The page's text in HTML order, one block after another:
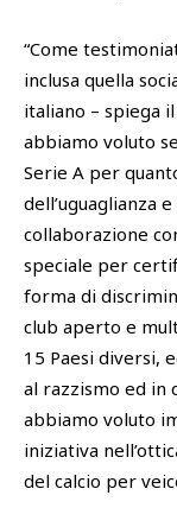
“Come
inclusa quella
italiano – spiega
abbiamo voluto
Serie A per
dell’uguaglianza
collaborazione
speciale per
forma di
club aperto e
15 Paesi diversi,
al razzismo ed in
abbiamo voluto
iniziativa
del calcio per